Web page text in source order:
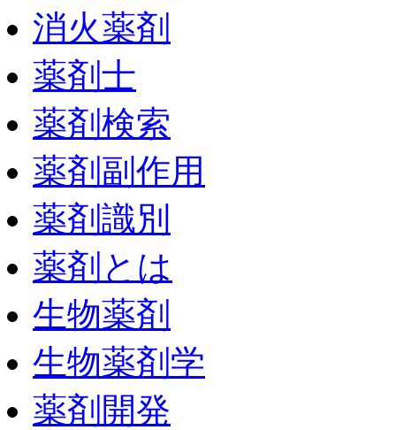
消火薬剤
薬剤士
薬剤検索
薬剤副作用
薬剤識別
薬剤とは
生物薬剤
生物薬剤学
薬剤開発